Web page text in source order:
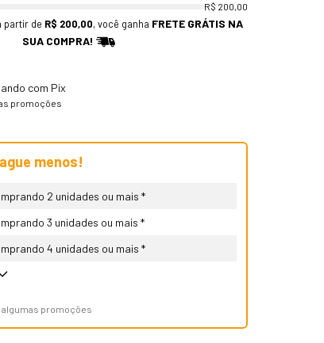
R$ 200,00
partir de R$ 200,00, você ganha FRETE GRÁTIS NA
SUA COMPRA!
com Pix
promoções
menos!
2 unidades ou mais *
3 unidades ou mais *
4 unidades ou mais *
algumas promoções